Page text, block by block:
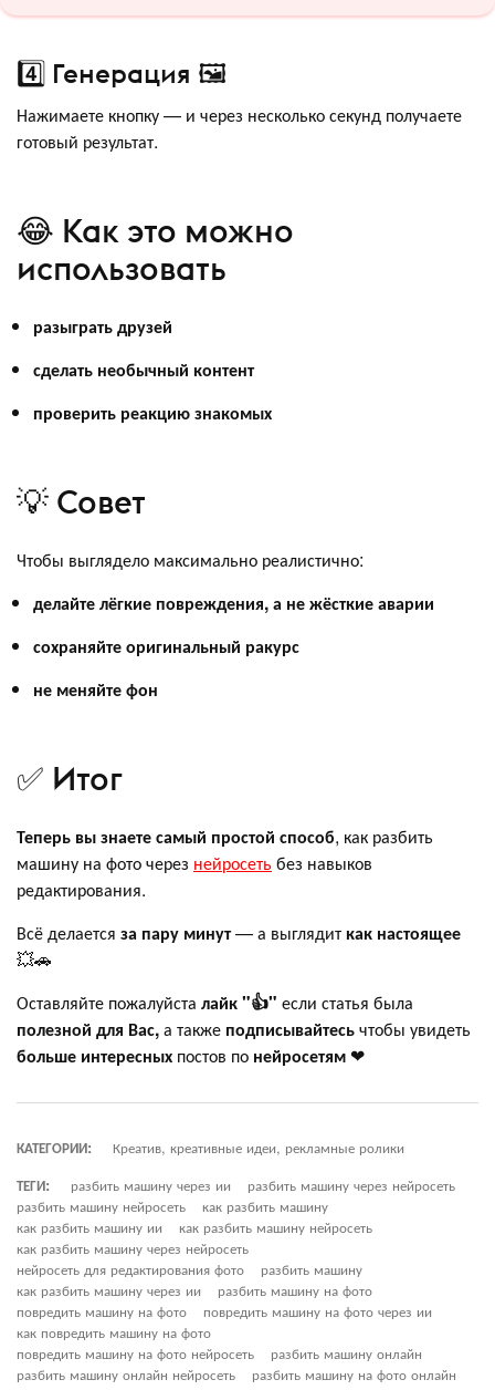
4️⃣ Генерация 🖼
Нажимаете кнопку — и через несколько секунд получаете
готовый результат.
😂 Как это можно
использовать
разыграть друзей
сделать необычный контент
проверить реакцию знакомых
💡 Совет
Чтобы выглядело максимально реалистично:
делайте лёгкие повреждения, а не жёсткие аварии
сохраняйте оригинальный ракурс
не меняйте фон
✅ Итог
Теперь вы знаете самый простой способ, как разбить
машину на фото через нейросеть без навыков
редактирования.
Всё делается за пару минут— а выглядит как настоящее
💥🚗
Оставляйте пожалуйста лайк "👍" если статья была
полезной для Вас,а также подписывайтесьчтобы увидеть
больше интересных постов по нейросетям ❤
КАТЕГОРИИ:
Креатив, креативные идеи, рекламные ролики
ТЕГИ:
разбить машину через ии
разбить машину через нейросеть
разбить машину нейросеть
как разбить машину
как разбить машину ии
как разбить машину нейросеть
как разбить машину через нейросеть
нейросеть для редактирования фото
разбить машину
как разбить машину через ии
разбить машину на фото
повредить машину на фото
повредить машину на фото через ии
как повредить машину на фото
повредить машину на фото нейросеть
разбить машину онлайн
разбить машину онлайн нейросеть
разбить машину на фото онлайн